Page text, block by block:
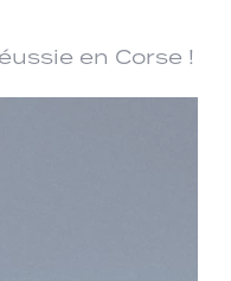
en Corse !